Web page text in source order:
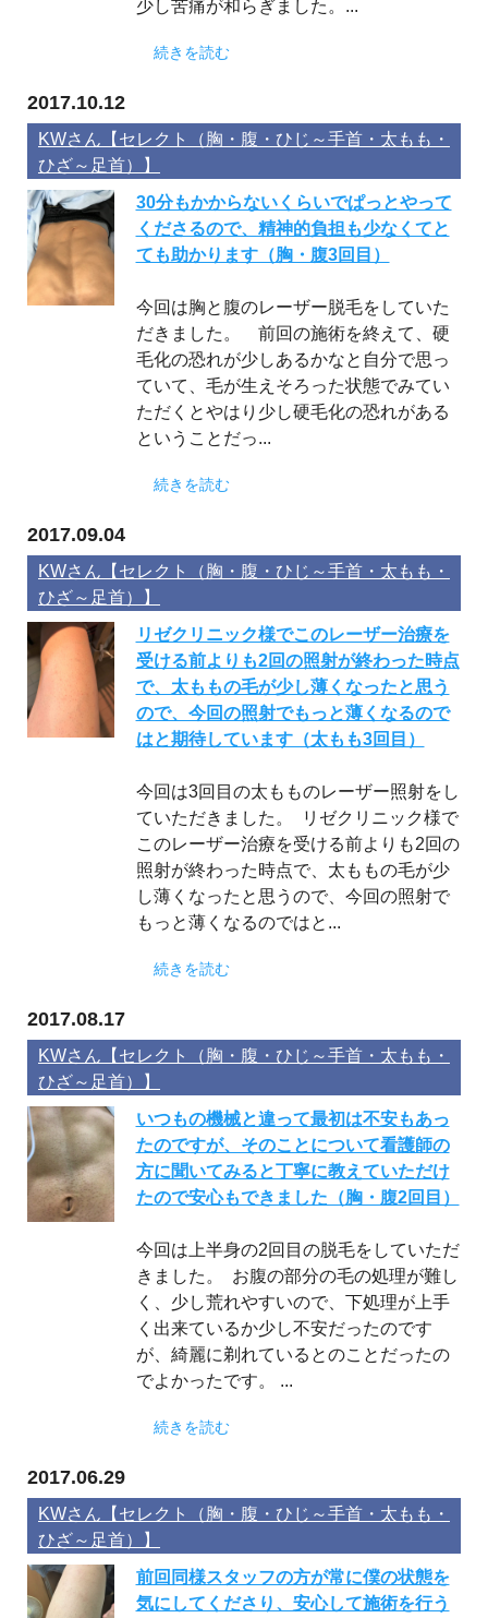
少し苦痛が和らぎました。...
続きを読む
2017.10.12
KWさん【セレクト（胸・腹・ひじ～手首・太もも・
ひざ～足首）】
30分もかからないくらいでぱっとやって
くださるので、精神的負担も少なくてと
ても助かります（胸・腹3回目）
今回は胸と腹のレーザー脱毛をしていた
だきました。 前回の施術を終えて、硬
毛化の恐れが少しあるかなと自分で思っ
ていて、毛が生えそろった状態でみてい
ただくとやはり少し硬毛化の恐れがある
ということだっ...
続きを読む
2017.09.04
KWさん【セレクト（胸・腹・ひじ～手首・太もも・
ひざ～足首）】
リゼクリニック様でこのレーザー治療を
受ける前よりも2回の照射が終わった時点
で、太ももの毛が少し薄くなったと思う
ので、今回の照射でもっと薄くなるので
はと期待しています（太もも3回目）
今回は3回目の太もものレーザー照射をし
ていただきました。 リゼクリニック様で
このレーザー治療を受ける前よりも2回の
照射が終わった時点で、太ももの毛が少
し薄くなったと思うので、今回の照射で
もっと薄くなるのではと...
続きを読む
2017.08.17
KWさん【セレクト（胸・腹・ひじ～手首・太もも・
ひざ～足首）】
いつもの機械と違って最初は不安もあっ
たのですが、そのことについて看護師の
方に聞いてみると丁寧に教えていただけ
たので安心もできました（胸・腹2回目）
今回は上半身の2回目の脱毛をしていただ
きました。 お腹の部分の毛の処理が難し
く、少し荒れやすいので、下処理が上手
く出来ているか少し不安だったのです
が、綺麗に剃れているとのことだったの
でよかったです。 ...
続きを読む
2017.06.29
KWさん【セレクト（胸・腹・ひじ～手首・太もも・
ひざ～足首）】
前回同様スタッフの方が常に僕の状態を
気にしてくださり、安心して施術を行う